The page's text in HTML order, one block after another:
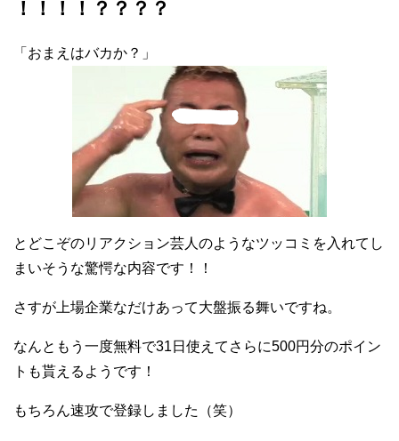
！！！！？？？？
「おまえはバカか？」
とどこぞのリアクション芸人のようなツッコミを入れてし
まいそうな驚愕な内容です！！
さすが上場企業なだけあって大盤振る舞いですね。
なんともう一度無料で31日使えてさらに500円分のポイン
トも貰えるようです！
もちろん速攻で登録しました（笑）